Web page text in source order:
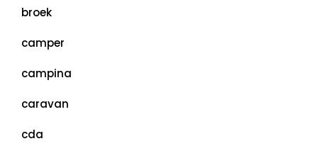
broek
camper
campina
caravan
cda